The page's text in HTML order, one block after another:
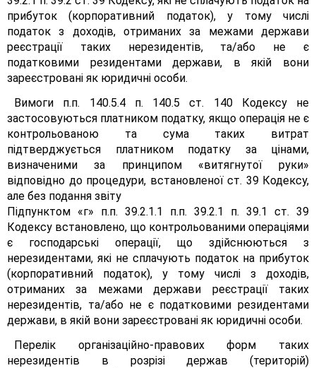
прибуток (корпоративний податок), у тому числі
податок з доходів, отриманих за межами держави
реєстрації таких нерезидентів, та/або не є
податковими резидентами держави, в якій вони
зареєстровані як юридичні особи.
Вимоги п.п. 140.5.4 п. 140.5 ст. 140 Кодексу не
застосовуються платником податку, якщо операція не є
контрольованою та сума таких витрат
підтверджується платником податку за цінами,
визначеними за принципом «витягнутої руки»
відповідно до процедури, встановленої ст. 39 Кодексу,
але без подання звіту
Підпунктом «г» п.п. 39.2.1.1 п.п. 39.2.1 п. 39.1 ст. 39
Кодексу встановлено, що контрольованими операціями
є господарські операції, що здійснюються з
нерезидентами, які не сплачують податок на прибуток
(корпоративний податок), у тому числі з доходів,
отриманих за межами держави реєстрації таких
нерезидентів, та/або не є податковими резидентами
держави, в якій вони зареєстровані як юридичні особи.
Перелік організаційно-правових форм таких
нерезидентів в розрізі держав (територій)